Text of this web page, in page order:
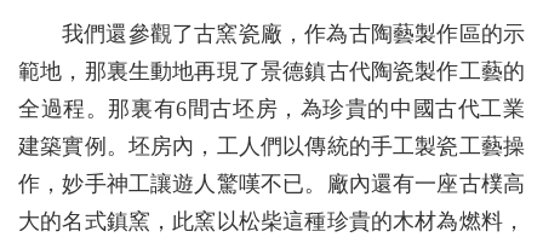
我們還參觀了古窯瓷廠，作為古陶藝製作區的示
範地，那裏生動地再現了景德鎮古代陶瓷製作工藝的
全過程。那裏有6間古坯房，為珍貴的中國古代工業
建築實例。坯房內，工人們以傳統的手工製瓷工藝操
作，妙手神工讓遊人驚嘆不已。廠內還有一座古樸高
大的名式鎮窯，此窯以松柴這種珍貴的木材為燃料，